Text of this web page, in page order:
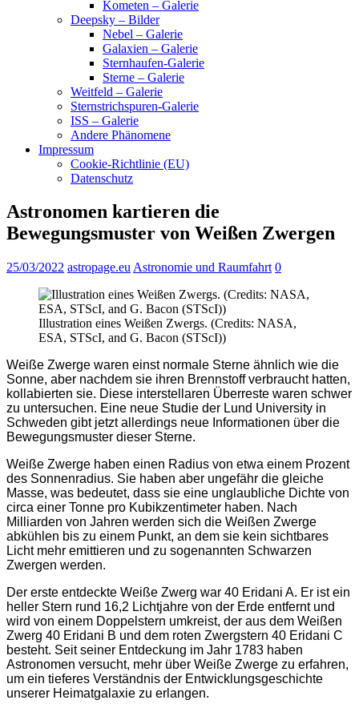
Kometen – Galerie
Deepsky – Bilder
Nebel – Galerie
Galaxien – Galerie
Sternhaufen-Galerie
Sterne – Galerie
Weitfeld – Galerie
Sternstrichspuren-Galerie
ISS – Galerie
Andere Phänomene
Impressum
Cookie-Richtlinie (EU)
Datenschutz
Astronomen kartieren die
Bewegungsmuster von Weißen Zwergen
25/03/2022 astropage.eu Astronomie und Raumfahrt 0
Illustration eines Weißen Zwergs. (Credits: NASA,
ESA, STScI, and G. Bacon (STScI))
Weiße Zwerge waren einst normale Sterne ähnlich wie die
Sonne, aber nachdem sie ihren Brennstoff verbraucht hatten,
kollabierten sie. Diese interstellaren Überreste waren schwer
zu untersuchen. Eine neue Studie der Lund University in
Schweden gibt jetzt allerdings neue Informationen über die
Bewegungsmuster dieser Sterne.
Weiße Zwerge haben einen Radius von etwa einem Prozent
des Sonnenradius. Sie haben aber ungefähr die gleiche
Masse, was bedeutet, dass sie eine unglaubliche Dichte von
circa einer Tonne pro Kubikzentimeter haben. Nach
Milliarden von Jahren werden sich die Weißen Zwerge
abkühlen bis zu einem Punkt, an dem sie kein sichtbares
Licht mehr emittieren und zu sogenannten Schwarzen
Zwergen werden.
Der erste entdeckte Weiße Zwerg war 40 Eridani A. Er ist ein
heller Stern rund 16,2 Lichtjahre von der Erde entfernt und
wird von einem Doppelstern umkreist, der aus dem Weißen
Zwerg 40 Eridani B und dem roten Zwergstern 40 Eridani C
besteht. Seit seiner Entdeckung im Jahr 1783 haben
Astronomen versucht, mehr über Weiße Zwerge zu erfahren,
um ein tieferes Verständnis der Entwicklungsgeschichte
unserer Heimatgalaxie zu erlangen.